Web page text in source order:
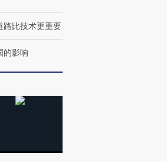
螂”的印
争将教
视线｜“入侵”还是“人道危
路比技术更重要
的影响